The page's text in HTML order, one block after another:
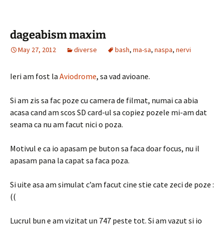
dageabism maxim
May 27, 2012 diverse bash, ma-sa, naspa, nervi
Ieri am fost la Aviodrome, sa vad avioane.
Si am zis sa fac poze cu camera de filmat, numai ca abia
acasa cand am scos SD card-ul sa copiez pozele mi-am dat
seama ca nu am facut nici o poza.
Motivul e ca io apasam pe buton sa faca doar focus, nu il
apasam pana la capat sa faca poza.
Si uite asa am simulat c’am facut cine stie cate zeci de poze :
((
Lucrul bun e am vizitat un 747 peste tot. Si am vazut si io